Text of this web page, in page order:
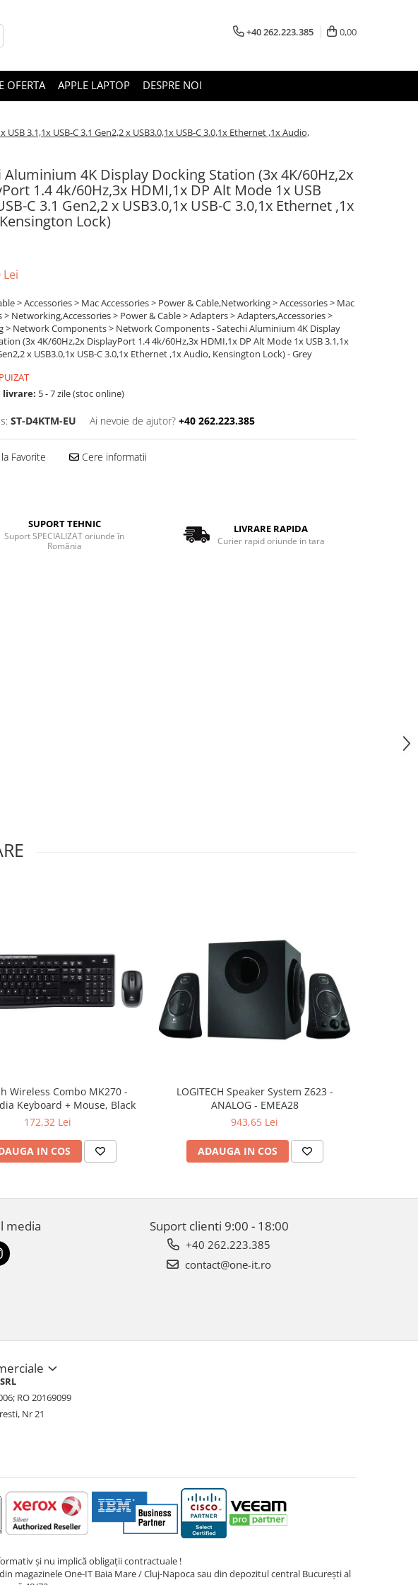
+40 262.223.385 0,00
OFERTA APPLE LAPTOP DESPRE NOI
3.1,1x USB-C 3.1 Gen2,2 x USB3.0,1x USB-C 3.0,1x Ethernet ,1x Audio,
Aluminium 4K Display Docking Station (3x 4K/60Hz,2x
1.4 4k/60Hz,3x HDMI,1x DP Alt Mode 1x USB
C 3.1 Gen2,2 x USB3.0,1x USB-C 3.0,1x Ethernet ,1x
Lock)
Lei
> Accessories > Mac Accessories > Power & Cable,Networking > Accessories > Mac
> Networking,Accessories > Power & Cable > Adapters > Adapters,Accessories >
> Network Components > Network Components - Satechi Aluminium 4K Display
(3x 4K/60Hz,2x DisplayPort 1.4 4k/60Hz,3x HDMI,1x DP Alt Mode 1x USB 3.1,1x
x USB3.0,1x USB-C 3.0,1x Ethernet ,1x Audio, Kensington Lock) - Grey
livrare: 5 - 7 zile (stoc online)
ST-D4KTM-EU Ai nevoie de ajutor? +40 262.223.385
Favorite Cere informatii
SUPORT TEHNIC
Suport SPECIALIZAT oriunde în
România
LIVRARE RAPIDA
Curier rapid oriunde in tara
Wireless Combo MK270 -
Keyboard + Mouse, Black
172,32 Lei
IN COS
LOGITECH Speaker System Z623 -
ANALOG - EMEA28
943,65 Lei
ADAUGA IN COS
media Suport clienti 9:00 - 18:00
+40 262.223.385
contact@one-it.ro
RO 20169099
Nr 21
și nu implică obligații contractuale !
magazinele One-IT Baia Mare / Cluj-Napoca sau din depozitul central București al